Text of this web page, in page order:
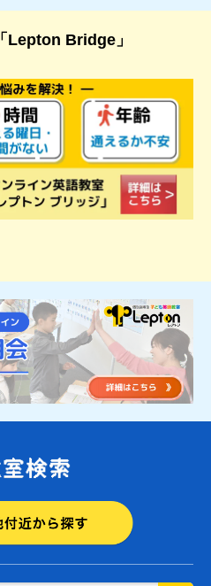
「Lepton Bridge」